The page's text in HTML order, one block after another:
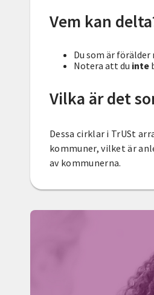
Vem kan
Du som är förälder
Notera att du inte
Vilka är det
Dessa cirklar i TrUSt
kommuner, vilket är
av kommunerna.